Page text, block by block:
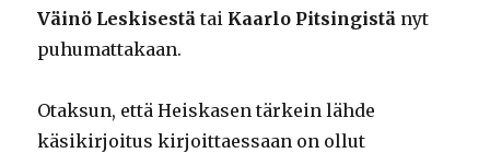
Väinö Leskisestä tai Kaarlo Pitsingistä nyt
puhumattakaan.
Otaksun, että Heiskasen tärkein lähde
käsikirjoitus kirjoittaessaan on ollut